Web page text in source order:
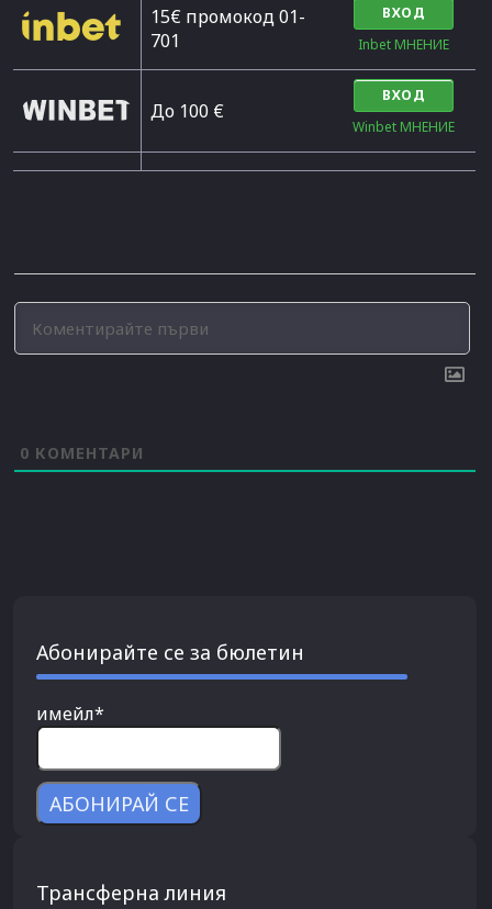
15€ промокод 01-
701
ВХОД
Inbet МНЕНИЕ
До 100 €
ВХОД
Winbet МНЕНИЕ
0 КОМЕНТАРИ
Абонирайте се за бюлетин
имейл*
Трансферна линия